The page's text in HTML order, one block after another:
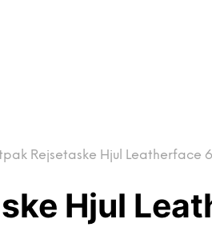
Rejsetaske Hjul Leatherface
Hjul